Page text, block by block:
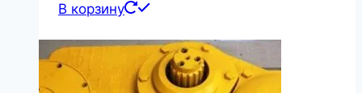
В корзину